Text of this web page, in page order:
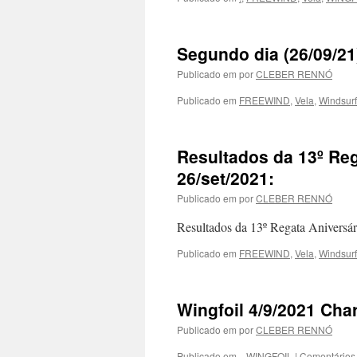
Segundo dia (26/09/
Publicado em porCLEBER RENNÓ
Publicado em FREEWIND, Vela, Windsurf
Resultados da 13º
26/set/2021:
Publicado em porCLEBER RENNÓ
Resultados da 13º Regata
Publicado em FREEWIND, Vela, Windsurf
Wingfoil 4/9/2021
Publicado em porCLEBER RENNÓ